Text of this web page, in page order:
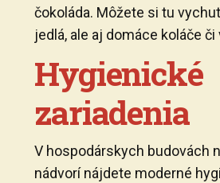
čokoláda. Môžete si tu
jedlá, ale aj domáce koláče či
Hygienické
zariadenia
V hospodárskych budovách
nádvorí nájdete moderné